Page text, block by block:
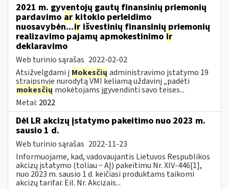
2021 m. gyventojų gautų finansinių priemonių
pardavimo ar kitokio perleidimo
nuosavybėn...ir išvestinių finansinių priemonių
realizavimo pajamų apmokestinimo ir
deklaravimo
Web turinio sąrašas 2022-02-02
Atsižvelgdami į Mokesčių administravimo įstatymo 19
straipsnyje nurodytą VMI keliamą uždavinį „padėti
mokesčių mokėtojams įgyvendinti savo teises...
Metai: 2022
Dėl LR akcizų įstatymo pakeitimo nuo 2023 m.
sausio 1 d.
Web turinio sąrašas 2022-11-23
Informuojame, kad, vadovaujantis Lietuvos Respublikos
akcizų įstatymo (toliau − AĮ) pakeitimu Nr. XIV-446[1],
nuo 2023 m. sausio 1 d. keičiasi produktams taikomi
akcizų tarifai: Eil. Nr. Akcizais...